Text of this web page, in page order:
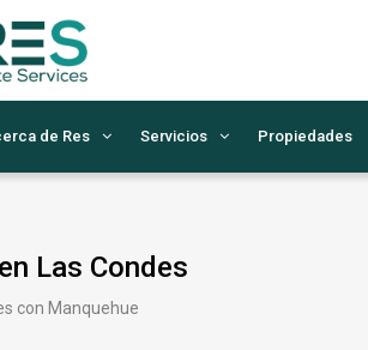
de Res Servicios Propiedades
Las Condes
con Manquehue